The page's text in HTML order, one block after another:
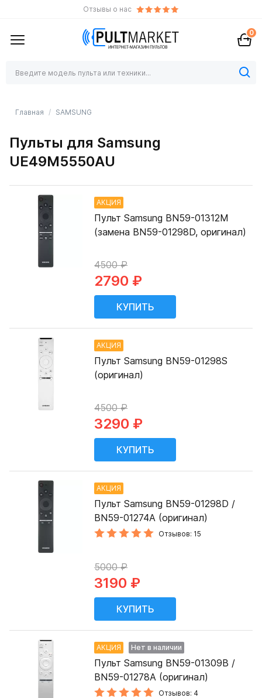
Отзывы о нас
0
Главная SAMSUNG
Пульты для Samsung
UE49M5550AU
АКЦИЯ
Пульт Samsung BN59-01312M
(замена BN59-01298D, оригинал)
4500 ₽
2790 ₽
АКЦИЯ
Пульт Samsung BN59-01298S
(оригинал)
4500 ₽
3290 ₽
АКЦИЯ
Пульт Samsung BN59-01298D /
BN59-01274A (оригинал)
Отзывов: 15
5000 ₽
3190 ₽
АКЦИЯ Нет в наличии
Пульт Samsung BN59-01309B /
BN59-01278A (оригинал)
Отзывов: 4